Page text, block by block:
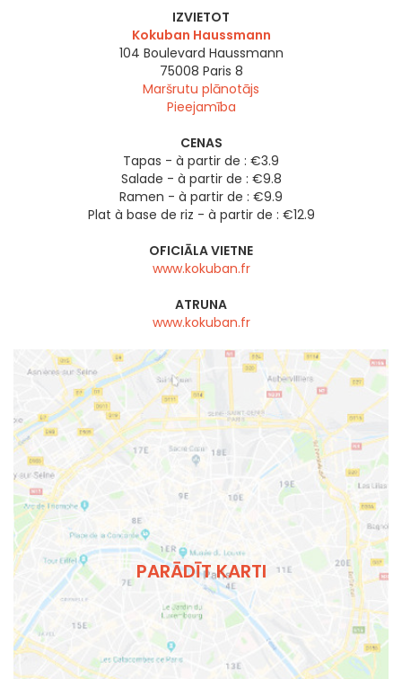
IZVIETOT
Kokuban Haussmann
104 Boulevard Haussmann
75008 Paris 8
Maršrutu plānotājs
Pieejamība
CENAS
Tapas - à partir de : €3.9
Salade - à partir de : €9.8
Ramen - à partir de : €9.9
Plat à base de riz - à partir de : €12.9
OFICIĀLA VIETNE
www.kokuban.fr
ATRUNA
www.kokuban.fr
PARĀDĪT KARTI